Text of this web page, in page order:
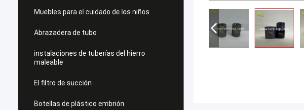
Muebles para el cuidado de los niños
Abrazadera de tubo
instalaciones de tuberías del hierro
maleable
El filtro de succión
Botellas de plástico embrión